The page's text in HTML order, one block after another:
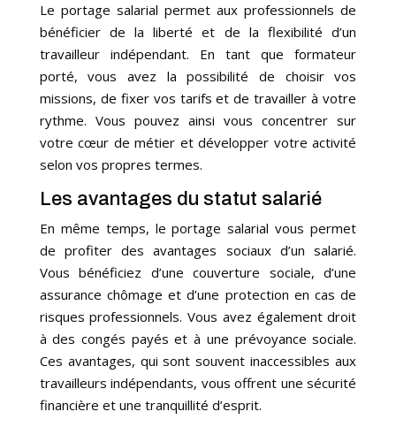
Le portage salarial permet aux professionnels de
bénéficier de la liberté et de la flexibilité d’un
travailleur indépendant. En tant que formateur
porté, vous avez la possibilité de choisir vos
missions, de fixer vos tarifs et de travailler à votre
rythme. Vous pouvez ainsi vous concentrer sur
votre cœur de métier et développer votre activité
selon vos propres termes.
Les avantages du statut salarié
En même temps, le portage salarial vous permet
de profiter des avantages sociaux d’un salarié.
Vous bénéficiez d’une couverture sociale, d’une
assurance chômage et d’une protection en cas de
risques professionnels. Vous avez également droit
à des congés payés et à une prévoyance sociale.
Ces avantages, qui sont souvent inaccessibles aux
travailleurs indépendants, vous offrent une sécurité
financière et une tranquillité d’esprit.